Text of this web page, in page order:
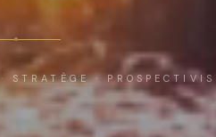
STRATÈGE ·